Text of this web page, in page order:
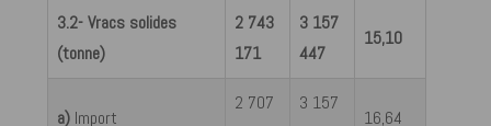
3.2- Vracs solides
(tonne)
2 743
171
3 157
447
15,10
a) Import
2 707
3 157
16,64